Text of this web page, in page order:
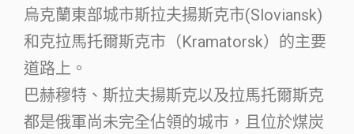
烏克蘭東部城市斯拉夫揚斯克市(Sloviansk)
和克拉馬托爾斯克市（Kramatorsk）的主要
道路上。
巴赫穆特、斯拉夫揚斯克以及拉馬托爾斯克
都是俄軍尚未完全佔領的城市，且位於煤炭